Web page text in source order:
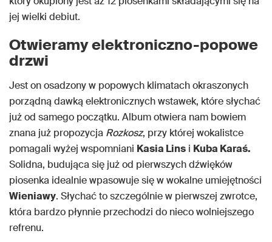
jej wielki debiut.
Otwieramy elektroniczno-popowe
drzwi
Jest on osadzony w popowych klimatach okraszonych
porządną dawką elektronicznych wstawek, które słychać
już od samego początku. Album otwiera nam bowiem
znana już propozycja Rozkosz, przy której wokalistce
pomagali wyżej wspomniani Kasia Lins i Kuba Karaś.
Solidna, budująca się już od pierwszych dźwięków
piosenka idealnie wpasowuje się w wokalne umiejętności
Wieniawy. Słychać to szczególnie w pierwszej zwrotce,
która bardzo płynnie przechodzi do nieco wolniejszego
refrenu.